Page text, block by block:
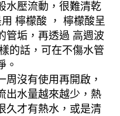
水壓流動，很難清乾
檸檬酸 ， 檸檬酸呈
管垢，再透過 高週波
的話，可在不傷水管
。
沒有使用再開啟，
出水量越來越少，熱
久才有熱水，或是清